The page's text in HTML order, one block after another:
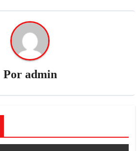
Por admin